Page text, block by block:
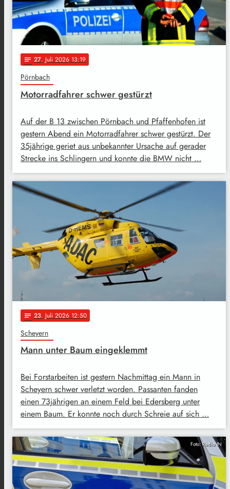
notes 27. Juli 2026 13:19
Pörnbach
Motorradfahrer schwer gestürzt
Auf der B 13 zwischen Pörnbach und Pfaffenhofen ist
gestern Abend ein Motorradfahrer schwer gestürzt. Der
35jährige geriet aus unbekannter Ursache auf gerader
Strecke ins Schlingern und konnte die BMW nicht …
notes 23. Juli 2026 12:50
Scheyern
Mann unter Baum eingeklemmt
Bei Forstarbeiten ist gestern Nachmittag ein Mann in
Scheyern schwer verletzt worden. Passanten fanden
einen 73jährigen an einem Feld bei Edersberg unter
einem Baum. Er konnte noch durch Schreie auf sich …
Foto: Radio IN